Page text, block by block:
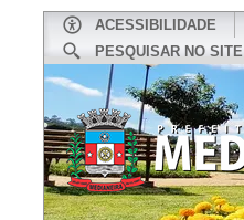
ACESSIBILIDADE
PESQUISAR NO SITE